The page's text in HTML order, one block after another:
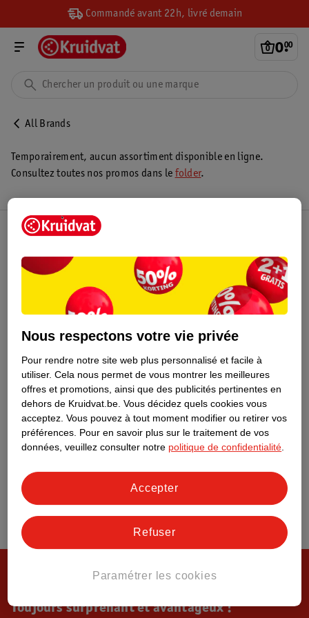
Commandé avant 22h, livré demain
0.
00
All Brands
Temporairement, aucun assortiment disponible en ligne.
Consultez toutes nos promos dans le folder.
Toujours surprenant et avantageux !
Nous respectons votre vie privée
Pour rendre notre site web plus personnalisé et facile à
utiliser. Cela nous permet de vous montrer les meilleures
offres et promotions, ainsi que des publicités pertinentes en
dehors de Kruidvat.be. Vous décidez quels cookies vous
acceptez. Vous pouvez à tout moment modifier ou retirer vos
préférences. Pour en savoir plus sur le traitement de vos
données, veuillez consulter notre politique de confidentialité
Paramétrer les cookies
Refuser
Accepter